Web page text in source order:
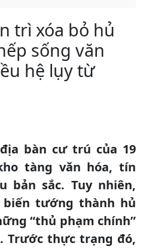
trì xóa bỏ hủ
sống văn
hệ lụy từ
bàn cư trú của 19
tàng văn hóa, tín
bản sắc. Tuy nhiên,
tướng thành hủ
“thủ phạm chính”
Trước thực trạng đó,